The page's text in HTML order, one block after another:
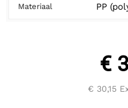
Materiaal PP
€
€ 30,15